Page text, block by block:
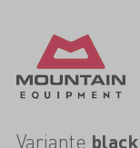
Variante black